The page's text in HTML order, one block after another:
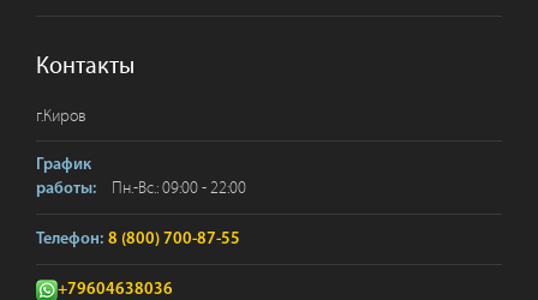
Контакты
г.Киров
График
работы:
Пн.-Вс.: 09:00 - 22:00
Телефон: 8 (800) 700-87-55
+79604638036